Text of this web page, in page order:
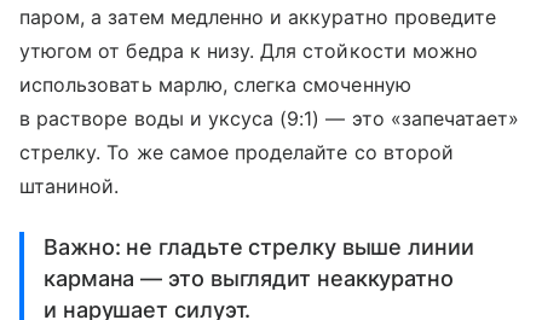
паром, а затем медленно и аккуратно проведите
утюгом от бедра к низу. Для стойкости можно
использовать марлю, слегка смоченную
в растворе воды и уксуса (9:1) — это «запечатает»
стрелку. То же самое проделайте со второй
штаниной.
​Важно: не гладьте стрелку выше линии
кармана — это выглядит неаккуратно
и нарушает силуэт.